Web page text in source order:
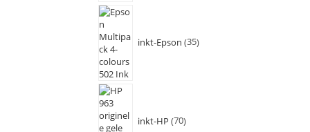
inkt-Epson 35
inkt-HP 70